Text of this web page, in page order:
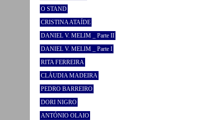
O STAND
CRISTINA ATAÍDE
DANIEL V. MELIM _ Parte II
DANIEL V. MELIM _ Parte I
RITA FERREIRA
CLÁUDIA MADEIRA
PEDRO BARREIRO
DORI NIGRO
ANTÓNIO OLAIO